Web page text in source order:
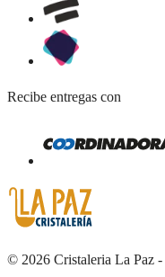
Recibe entregas con
© 2026 Cristaleria La Paz -